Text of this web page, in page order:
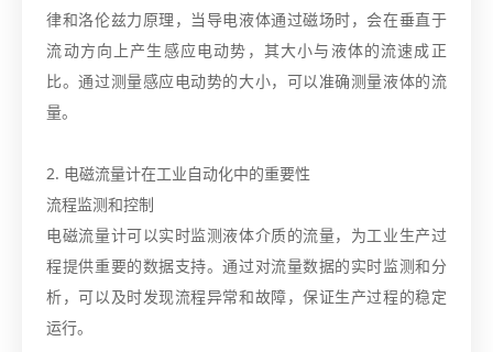
律和洛伦兹力原理，当导电液体通过磁场时，会在垂直于
流动方向上产生感应电动势，其大小与液体的流速成正
比。通过测量感应电动势的大小，可以准确测量液体的流
量。
2. 电磁流量计在工业自动化中的重要性
流程监测和控制
电磁流量计可以实时监测液体介质的流量，为工业生产过
程提供重要的数据支持。通过对流量数据的实时监测和分
析，可以及时发现流程异常和故障，保证生产过程的稳定
运行。